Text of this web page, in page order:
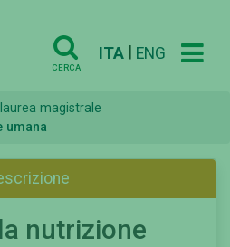
CERCA
ITA ENG
magistrale
umana
nutrizione